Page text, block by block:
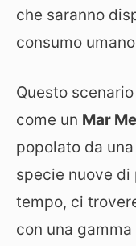
che saranno
consumo
Questo
come un Mar
popolato da
specie nuove di
tempo, ci
con una gamma